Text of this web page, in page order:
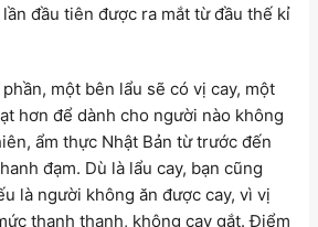
đầu tiên được ra mắt từ đầu thế kỉ
một bên lẩu sẽ có vị cay, một
hơn để dành cho người nào không
ẩm thực Nhật Bản từ trước đến
đạm. Dù là lẩu cay, bạn cũng
là người không ăn được cay, vì vị
thanh thanh, không cay gắt. Điểm